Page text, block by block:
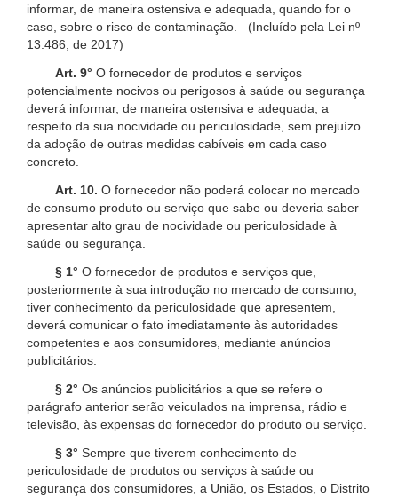
informar, de maneira ostensiva e adequada, quando for o
caso, sobre o risco de contaminação. (Incluído pela Lei nº
13.486, de 2017)
Art. 9° O fornecedor de produtos e serviços
potencialmente nocivos ou perigosos à saúde ou segurança
deverá informar, de maneira ostensiva e adequada, a
respeito da sua nocividade ou periculosidade, sem prejuízo
da adoção de outras medidas cabíveis em cada caso
concreto.
Art. 10. O fornecedor não poderá colocar no mercado
de consumo produto ou serviço que sabe ou deveria saber
apresentar alto grau de nocividade ou periculosidade à
saúde ou segurança.
§ 1° O fornecedor de produtos e serviços que,
posteriormente à sua introdução no mercado de consumo,
tiver conhecimento da periculosidade que apresentem,
deverá comunicar o fato imediatamente às autoridades
competentes e aos consumidores, mediante anúncios
publicitários.
§ 2° Os anúncios publicitários a que se refere o
parágrafo anterior serão veiculados na imprensa, rádio e
televisão, às expensas do fornecedor do produto ou serviço.
§ 3° Sempre que tiverem conhecimento de
periculosidade de produtos ou serviços à saúde ou
segurança dos consumidores, a União, os Estados, o Distrito